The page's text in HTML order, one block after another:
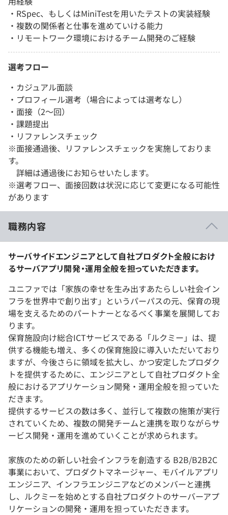
・RSpec、もしくはMiniTestを用いたテストの実装経験
・複数の関係者と仕事を進めていける能力
・リモートワーク環境におけるチーム開発のご経験
選考フロー
・カジュアル面談
・プロフィール選考（場合によっては選考なし）
・面接（2〜回）
・課題提出
・リファレンスチェック
※面接通過後、リファレンスチェックを実施しておりま
す。
詳細は通過後にお知らせいたします。
※選考フロー、面接回数は状況に応じて変更になる可能性
があります
職務内容
サーバサイドエンジニアとして自社プロダクト全般におけ
るサーバアプリ開発・運用全般を担っていただきます。
ユニファでは「家族の幸せを生み出すあたらしい社会イン
フラを世界中で創り出す」というパーパスの元、保育の現
場を支えるためのパートナーとなるべく事業を展開してお
ります。
保育施設向け総合ICTサービスである「ルクミー」は、提
供する機能も増え、多くの保育施設に導入いただいており
ますが、今後さらに領域を拡大し、かつ安定したプロダク
トを提供するために、エンジニアとして自社プロダクト全
般におけるアプリケーション開発・運用全般を担っていた
だきます。
提供するサービスの数は多く、並行して複数の施策が実行
されていくため、複数の開発チームと連携を取りながらサ
ービス開発・運用を進めていくことが求められます。
家族のための新しい社会インフラを創造する B2B/B2B2C
事業において、プロダクトマネージャー、モバイルアプリ
エンジニア、インフラエンジニアなどのメンバーと連携
し、ルクミーを始めとする自社プロダクトのサーバーアプ
リケーションの開発・運用を担っていただきます。